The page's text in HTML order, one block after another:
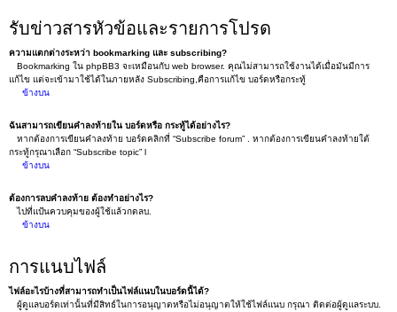
รับข่าวสารหัวข้อและรายการโปรด
ความแตกต่างระหว่า bookmarking และ subscribing?
Bookmarking ใน phpBB3 จะเหมือนกับ web browser. คุณไม่สามารถใช้งานได้เมื่อมันมีการ
แก้ไข แต่จะเข้ามาใช้ได้ในภายหลัง Subscribing,คือการแก้ไข บอร์ดหรือกระทู้
ข้างบน
ฉันสามารถเขียนคำลงท้ายใน บอร์ดหรือ กระทู้ได้อย่างไร?
หากต้องการเขียนคำลงท้าย บอร์ดคลิกที่ “Subscribe forum” . หากต้องการเขียนคำลงท้ายใต้
กระทู้กรุณาเลือก “Subscribe topic” l
ข้างบน
ต้องการลบคำลงท้าย ต้องทำอย่างไร?
ไปที่แป้นควบคุมของผู้ใช้แล้วกดลบ.
ข้างบน
การแนบไฟล์
ไฟล์อะไรบ้างที่สามารถทำเป็นไฟล์แนบในบอร์ดนี้ได้?
ผู้ดูแลบอร์ดเท่านั้นที่มีสิทธ์ในการอนุญาตหรือไม่อนุญาตให้ใช้ไฟล์แนบ กรุณา ติดต่อผู้ดูแลระบบ.